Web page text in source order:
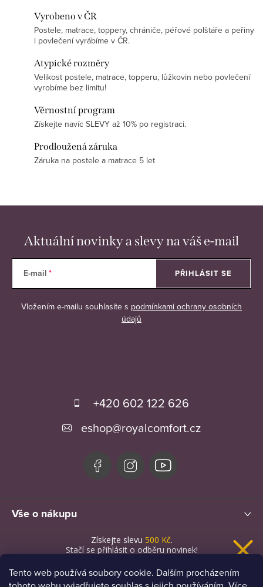
Tento web používá soubory cookie. Dalším procházením
Vyrobeno v ČR
Postele, matrace, toppery, chrániče, péřové polštáře a peřiny
i povlečení vyrábíme v ČR.
Atypické rozměry
Velikost postele, matrace, topperu, lůžkovin nebo povlečení
vyrobíme bez limitu!
Věrnostní program
Získejte navíc SLEVY až 10% po registraci.
Prodloužená záruka
Záruka na postele a matrace 5 let
Aktuální novinky a slevy na váš e-mail
E-mail
Vložením e-mailu souhlasíte s podmínkami ochrany osobních
údajů
PŘIHLÁSIT SE
+420 602 122 626
eshop@royalcomfort.cz
Vše o nákupu
Získejte slevu 500 Kč.
Stačí se přihlásit o odběru novinek!